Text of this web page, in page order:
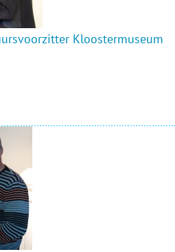
Kloostermuseum